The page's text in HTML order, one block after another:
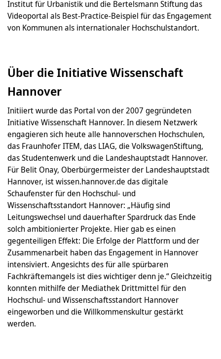
Institut für Urbanistik und die Bertelsmann Stiftung das
Videoportal als Best-Practice-Beispiel für das Engagement
von Kommunen als internationaler Hochschulstandort.
Über die Initiative Wissenschaft
Hannover
Initiiert wurde das Portal von der 2007 gegründeten
Initiative Wissenschaft Hannover. In diesem Netzwerk
engagieren sich heute alle hannoverschen Hochschulen,
das Fraunhofer ITEM, das LIAG, die VolkswagenStiftung,
das Studentenwerk und die Landeshauptstadt Hannover.
Für Belit Onay, Oberbürgermeister der Landeshauptstadt
Hannover, ist wissen.hannover.de das digitale
Schaufenster für den Hochschul- und
Wissenschaftsstandort Hannover: „Häufig sind
Leitungswechsel und dauerhafter Spardruck das Ende
solch ambitionierter Projekte. Hier gab es einen
gegenteiligen Effekt: Die Erfolge der Plattform und der
Zusammenarbeit haben das Engagement in Hannover
intensiviert. Angesichts des für alle spürbaren
Fachkräftemangels ist dies wichtiger denn je.“ Gleichzeitig
konnten mithilfe der Mediathek Drittmittel für den
Hochschul- und Wissenschaftsstandort Hannover
eingeworben und die Willkommenskultur gestärkt
werden.